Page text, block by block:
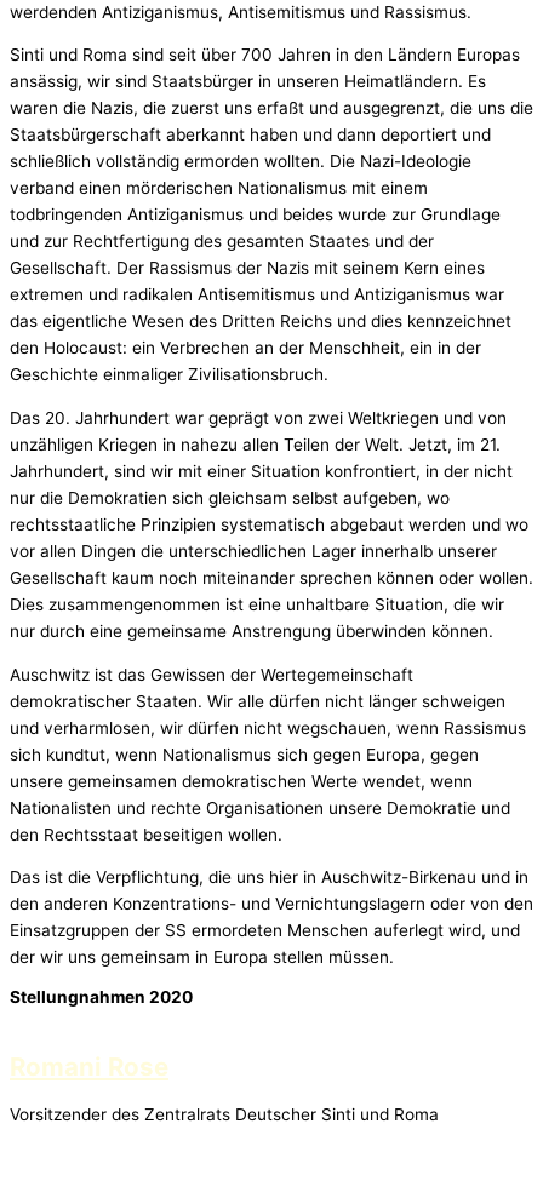
werdenden Antiziganismus, Antisemitismus und Rassismus.
Sinti und Roma sind seit über 700 Jahren in den Ländern Europas
ansässig, wir sind Staatsbürger in unseren Heimatländern. Es
waren die Nazis, die zuerst uns erfaßt und ausgegrenzt, die uns die
Staatsbürgerschaft aberkannt haben und dann deportiert und
schließlich vollständig ermorden wollten. Die Nazi-Ideologie
verband einen mörderischen Nationalismus mit einem
todbringenden Antiziganismus und beides wurde zur Grundlage
und zur Rechtfertigung des gesamten Staates und der
Gesellschaft. Der Rassismus der Nazis mit seinem Kern eines
extremen und radikalen Antisemitismus und Antiziganismus war
das eigentliche Wesen des Dritten Reichs und dies kennzeichnet
den Holocaust: ein Verbrechen an der Menschheit, ein in der
Geschichte einmaliger Zivilisationsbruch.
Das 20. Jahrhundert war geprägt von zwei Weltkriegen und von
unzähligen Kriegen in nahezu allen Teilen der Welt. Jetzt, im 21.
Jahrhundert, sind wir mit einer Situation konfrontiert, in der nicht
nur die Demokratien sich gleichsam selbst aufgeben, wo
rechtsstaatliche Prinzipien systematisch abgebaut werden und wo
vor allen Dingen die unterschiedlichen Lager innerhalb unserer
Gesellschaft kaum noch miteinander sprechen können oder wollen.
Dies zusammengenommen ist eine unhaltbare Situation, die wir
nur durch eine gemeinsame Anstrengung überwinden können.
Auschwitz ist das Gewissen der Wertegemeinschaft
demokratischer Staaten. Wir alle dürfen nicht länger schweigen
und verharmlosen, wir dürfen nicht wegschauen, wenn Rassismus
sich kundtut, wenn Nationalismus sich gegen Europa, gegen
unsere gemeinsamen demokratischen Werte wendet, wenn
Nationalisten und rechte Organisationen unsere Demokratie und
den Rechtsstaat beseitigen wollen.
Das ist die Verpflichtung, die uns hier in Auschwitz-Birkenau und in
den anderen Konzentrations- und Vernichtungslagern oder von den
Einsatzgruppen der SS ermordeten Menschen auferlegt wird, und
der wir uns gemeinsam in Europa stellen müssen.
Stellungnahmen 2020
Romani Rose
Vorsitzender des Zentralrats Deutscher Sinti und Roma